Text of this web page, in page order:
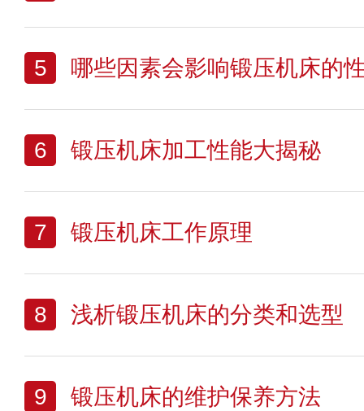
5 哪些因素会影响锻压机床的
6 锻压机床加工性能大揭秘
7 锻压机床工作原理
8 浅析锻压机床的分类和选型
9 锻压机床的维护保养方法